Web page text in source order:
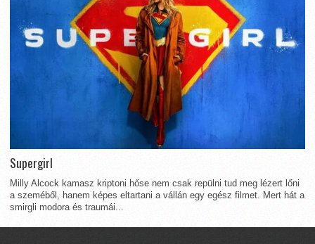
Supergirl
Milly Alcock kamasz kriptoni hőse nem csak repülni tud meg lézert lőni
a szeméből, hanem képes eltartani a vállán egy egész filmet. Mert hát a
smirgli modora és traumái...